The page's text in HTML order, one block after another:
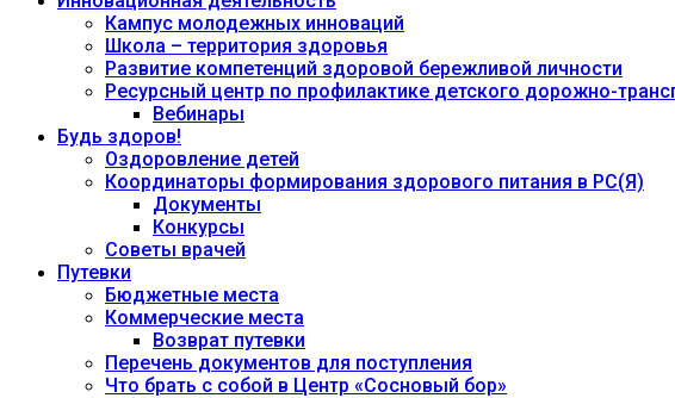
Кампус молодежных инноваций
Школа – территория здоровья
Развитие компетенций здоровой бережливой личности
Ресурсный центр по профилактике детского дорожно-
Вебинары
Будь здоров!
Оздоровление детей
Координаторы формирования здорового питания в РС(Я)
Документы
Конкурсы
Советы врачей
Путевки
Бюджетные места
Коммерческие места
Возврат путевки
Перечень документов для поступления
Что брать с собой в Центр «Сосновый бор»